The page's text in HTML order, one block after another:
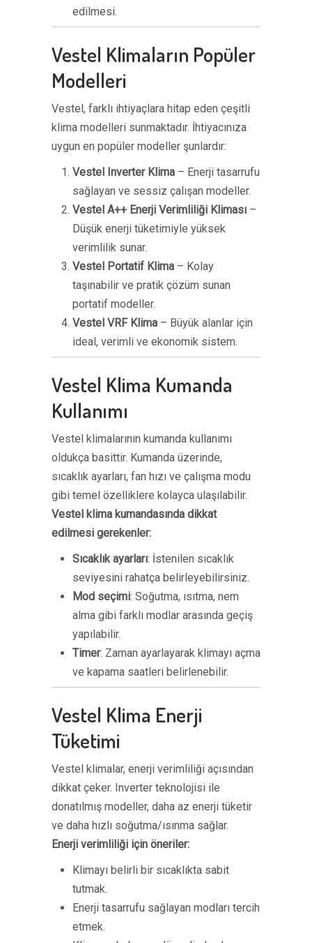
edilmesi.
Vestel Klimaların Popüler
Modelleri
Vestel, farklı ihtiyaçlara hitap eden çeşitli
klima modelleri sunmaktadır. İhtiyacınıza
uygun en popüler modeller şunlardır:
Vestel Inverter Klima – Enerji tasarrufu
sağlayan ve sessiz çalışan modeller.
Vestel A++ Enerji Verimliliği Kliması –
Düşük enerji tüketimiyle yüksek
verimlilik sunar.
Vestel Portatif Klima – Kolay
taşınabilir ve pratik çözüm sunan
portatif modeller.
Vestel VRF Klima – Büyük alanlar için
ideal, verimli ve ekonomik sistem.
Vestel Klima Kumanda
Kullanımı
Vestel klimalarının kumanda kullanımı
oldukça basittir. Kumanda üzerinde,
sıcaklık ayarları, fan hızı ve çalışma modu
gibi temel özelliklere kolayca ulaşılabilir.
Vestel klima kumandasında dikkat
edilmesi gerekenler:
Sıcaklık ayarları: İstenilen sıcaklık
seviyesini rahatça belirleyebilirsiniz.
Mod seçimi: Soğutma, ısıtma, nem
alma gibi farklı modlar arasında geçiş
yapılabilir.
Timer: Zaman ayarlayarak klimayı açma
ve kapama saatleri belirlenebilir.
Vestel Klima Enerji
Tüketimi
Vestel klimalar, enerji verimliliği açısından
dikkat çeker. Inverter teknolojisi ile
donatılmış modeller, daha az enerji tüketir
ve daha hızlı soğutma/ısınma sağlar.
Enerji verimliliği için öneriler:
Klimayı belirli bir sıcaklıkta sabit
tutmak.
Enerji tasarrufu sağlayan modları tercih
etmek.